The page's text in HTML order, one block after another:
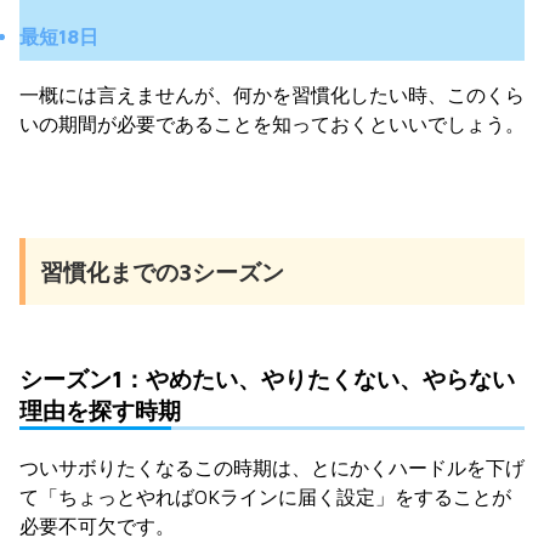
最短18日
一概には言えませんが、何かを習慣化したい時、このくら
いの期間が必要であることを知っておくといいでしょう。
習慣化までの3シーズン
シーズン1：やめたい、やりたくない、やらない
理由を探す時期
ついサボりたくなるこの時期は、とにかくハードルを下げ
て「ちょっとやればOKラインに届く設定」をすることが
必要不可欠です。